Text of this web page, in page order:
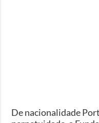
De nacionalidade